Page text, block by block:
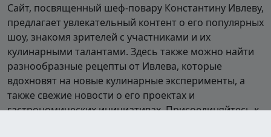
Сайт, посвященный шеф-повару Константину Ивлеву,
предлагает увлекательный контент о его популярных
шоу, знакомя зрителей с участниками и их
кулинарными талантами. Здесь также можно найти
разнообразные рецепты от Ивлева, которые
вдохновят на новые кулинарные эксперименты, а
также свежие новости о его проектах и
гастрономических инициативах. Присоединяйтесь к